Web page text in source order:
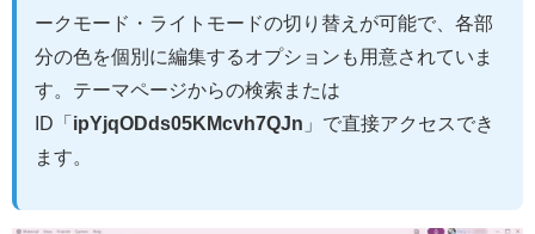
ークモード・ライトモードの切り替えが可能で、各部
分の色を個別に編集するオプションも用意されていま
す。テーマページからの検索または
ID「 ipYjqODds05KMcvh7QJn 」で直接アクセスでき
ます。